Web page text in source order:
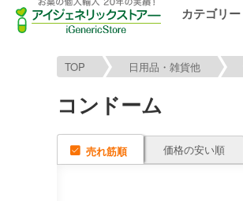
カテゴリー
TOP 日用品・雑貨他
コンドーム
売れ筋順 価格の安い順